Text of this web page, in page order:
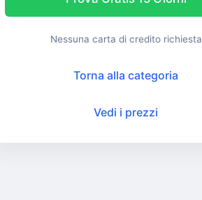
Nessuna carta di credito richiesta
Torna alla categoria
Vedi i prezzi